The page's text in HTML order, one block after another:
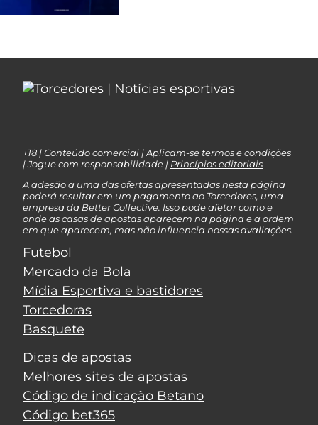
+18 | Conteúdo comercial | Aplicam-se termos e condições
| Jogue com responsabilidade | Princípios editoriais
A adesão a uma das ofertas apresentadas nesta página
poderá resultar em um pagamento ao Torcedores, uma
empresa da Better Collective. Isso pode afetar como e
onde as casas de apostas aparecem na página e a ordem
em que aparecem, mas não influencia nossas avaliações.
Futebol
Mercado da Bola
Mídia Esportiva e bastidores
Torcedoras
Basquete
Dicas de apostas
Melhores sites de apostas
Código de indicação Betano
Código bet365